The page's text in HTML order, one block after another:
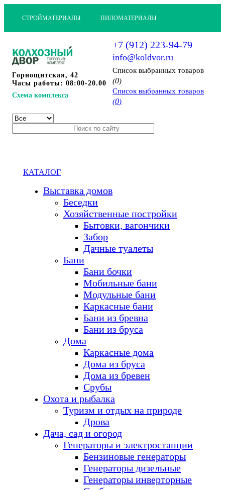
СТРОЙМАТЕРИАЛЫ ПИЛОМАТЕРИАЛЫ
Горнощитская, 42
Часы работы: 08:00-20.00
Схема комплекса
+7 (912) 223-94-79
info@koldvor.ru
Cписок выбранных товаров
(0)
Cписок выбранных товаров
(0)
КАТАЛОГ
Выставка домов
Беседки
Хозяйственные постройки
Бытовки, вагончики
Забор
Дачные туалеты
Бани
Бани бочки
Мобильные бани
Модульные бани
Каркасные бани
Бани из бревна
Бани из бруса
Дома
Каркасные дома
Дома из бруса
Дома из бревен
Срубы
Охота и рыбалка
Туризм и отдых на природе
Дрова
Дача, сад и огород
Генераторы и электростанции
Бензиновые генераторы
Генераторы дизельные
Генераторы инверторные